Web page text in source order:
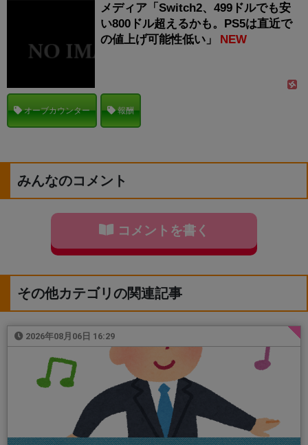
メディア「Switch2、499ドルでも安
い800ドル超えるかも。PS5は直近で
の値上げ可能性低い」
NEW
オーブカウンター 報酬
みんなのコメント
コメントを書く
その他カテゴリの関連記事
2026年08月06日 16:29